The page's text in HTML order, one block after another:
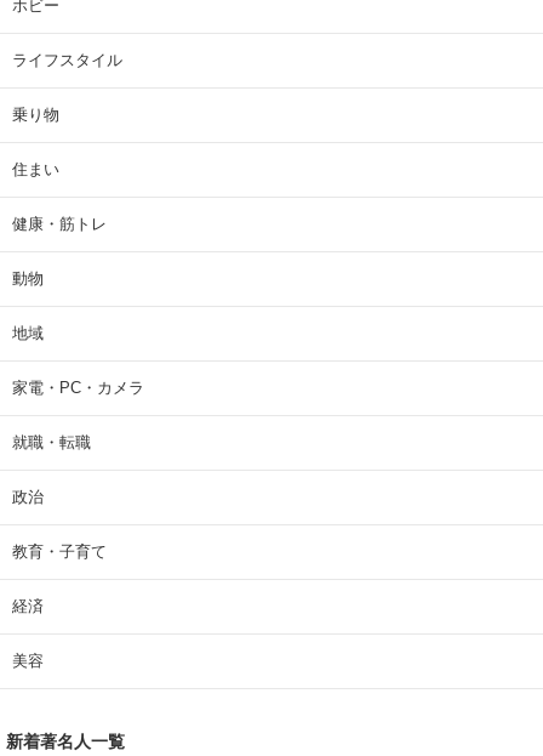
ホビー
ライフスタイル
乗り物
住まい
健康・筋トレ
動物
地域
家電・PC・カメラ
就職・転職
政治
教育・子育て
経済
美容
新着著名人一覧